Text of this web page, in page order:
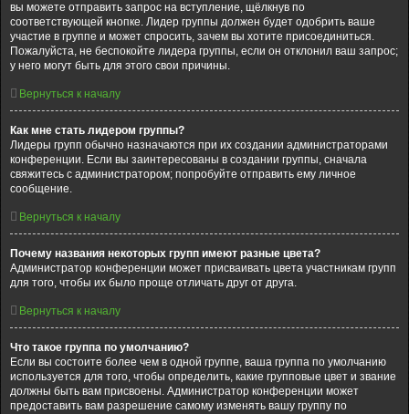
вы можете отправить запрос на вступление, щёлкнув по
соответствующей кнопке. Лидер группы должен будет одобрить ваше
участие в группе и может спросить, зачем вы хотите присоединиться.
Пожалуйста, не беспокойте лидера группы, если он отклонил ваш запрос;
у него могут быть для этого свои причины.
Вернуться к началу
Как мне стать лидером группы?
Лидеры групп обычно назначаются при их создании администраторами
конференции. Если вы заинтересованы в создании группы, сначала
свяжитесь с администратором; попробуйте отправить ему личное
сообщение.
Вернуться к началу
Почему названия некоторых групп имеют разные цвета?
Администратор конференции может присваивать цвета участникам групп
для того, чтобы их было проще отличать друг от друга.
Вернуться к началу
Что такое группа по умолчанию?
Если вы состоите более чем в одной группе, ваша группа по умолчанию
используется для того, чтобы определить, какие групповые цвет и звание
должны быть вам присвоены. Администратор конференции может
предоставить вам разрешение самому изменять вашу группу по